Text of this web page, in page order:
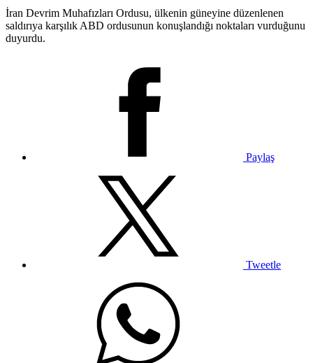
İran Devrim Muhafızları Ordusu, ülkenin güneyine düzenlenen
saldırıya karşılık ABD ordusunun konuşlandığı noktaları vurduğunu
duyurdu.
Paylaş
Tweetle